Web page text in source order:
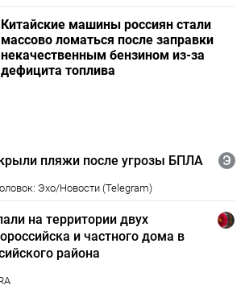
Китайские машины россиян стали
массово ломаться после заправки
некачественным бензином из-за
дефицита топлива